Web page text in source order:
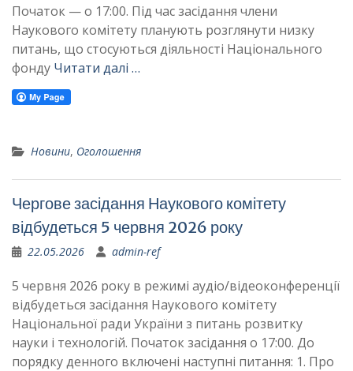
Початок — о 17:00. Під час засідання члени
Наукового комітету планують розглянути низку
питань, що стосуються діяльності Національного
фонду Читати далі …
Новини, Оголошення
Чергове засідання Наукового комітету
відбудеться 5 червня 2026 року
22.05.2026 admin-ref
5 червня 2026 року в режимі аудіо/відеоконференції
відбудеться засідання Наукового комітету
Національної ради України з питань розвитку
науки і технологій. Початок засідання о 17:00. До
порядку денного включені наступні питання: 1. Про